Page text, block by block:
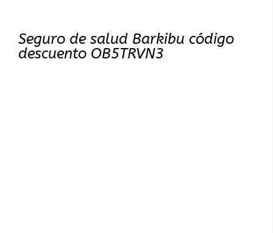
Seguro de salud Barkibu código
descuento OB5TRVN3